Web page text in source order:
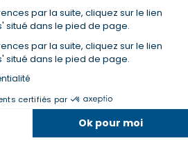
par la suite, cliquez sur le lien
situé dans le pied de page.
par la suite, cliquez sur le lien
situé dans le pied de page.
certifiés par
Ok pour moi
ainsi que la hausse du coût total du
spécialisées, directions
selon votre profil et votre demande.
d'assurances. Selon votre profil et
spécialisées, directions
selon votre profil et votre demande.